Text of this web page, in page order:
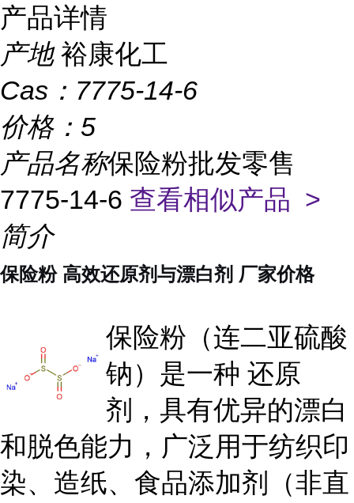
产品详情
产地 裕康化工
Cas： 7775-14-6
价格： 5
产品名称保险粉批发零售
7775-14-6 查看相似产品 >
简介
保险粉 高效还原剂与漂白剂 厂家价格
保险粉（连二亚硫酸
钠）是一种 还原
剂，具有优异的漂白
和脱色能力，广泛用于纺织印
染、造纸、食品添加剂（非直